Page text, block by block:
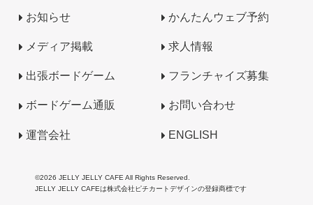
お知らせ かんたんウェブ予約
メディア掲載 求人情報
出張ボードゲーム フランチャイズ募集
ボードゲーム通販 お問い合わせ
運営会社 ENGLISH
©2026 JELLY JELLY CAFE All Rights Reserved.
JELLY JELLY CAFEは株式会社ピチカートデザインの登録商標です